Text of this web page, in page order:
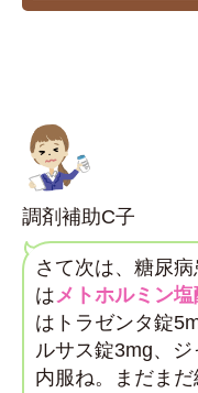
調剤補助C子
さて次は、糖尿
はメトホルミン
はトラゼンタ錠
ルサス錠3mg、
内服ね。まだま